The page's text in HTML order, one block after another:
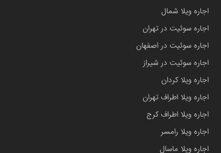
اجاره ویلا شمال
اجاره سوئیت در تهران
اجاره سوئیت در اصفهان
اجاره سوئیت در شیراز
اجاره ویلا کردان
اجاره ویلا اطراف تهران
اجاره ویلا اطراف کرج
اجاره ویلا رامسر
اجاره ویلا ماسال